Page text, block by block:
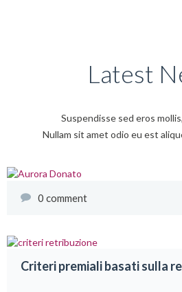
Latest
Suspendisse sed eros
Nullam sit amet odio eu est
0 comment
Criteri premiali basati sulla